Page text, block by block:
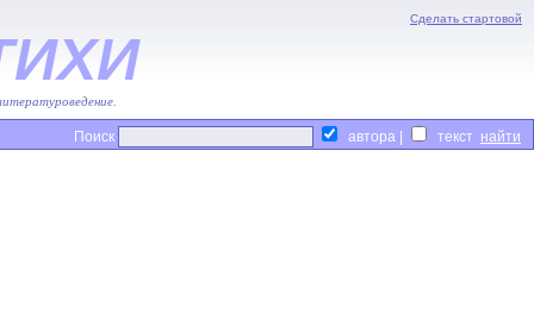
Сделать стартовой
Поиск автора | текст